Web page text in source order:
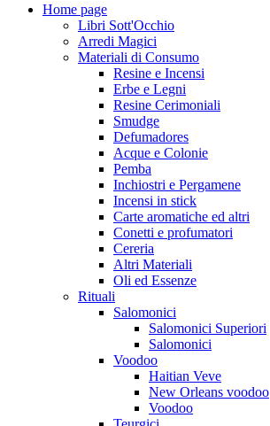
Home page
Libri Sott'Occhio
Arredi Magici
Materiali di Consumo
Resine e Incensi
Erbe e Legni
Resine Cerimoniali
Smudge
Defumadores
Acque e Colonie
Pemba
Inchiostri e Pergamene
Incensi in stick
Carte aromatiche ed altri
Conetti e profumatori
Cereria
Altri Materiali
Oli ed Essenze
Rituali
Salomonici
Salomonici Superiori
Salomonici
Voodoo
Haitian Veve
New Orleans voodoo
Voodoo